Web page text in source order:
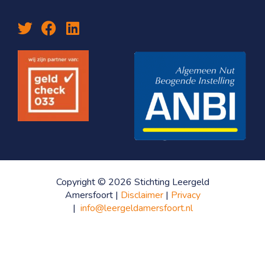
Copyright © 2026 Stichting Leergeld
Amersfoort | Disclaimer| Privacy
| info@leergeldamersfoort.nl